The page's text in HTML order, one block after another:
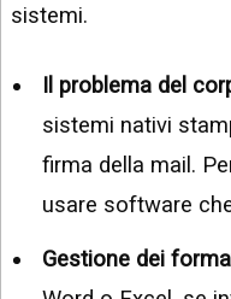
sistemi.
Il problema del
sistemi nativi
firma della mail.
usare software
Gestione dei